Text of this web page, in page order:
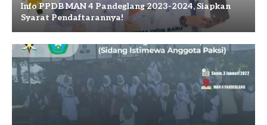
Info PPDB MAN 4 Pandeglang 2023-2024, Siapkan
Syarat Pendaftarannya!